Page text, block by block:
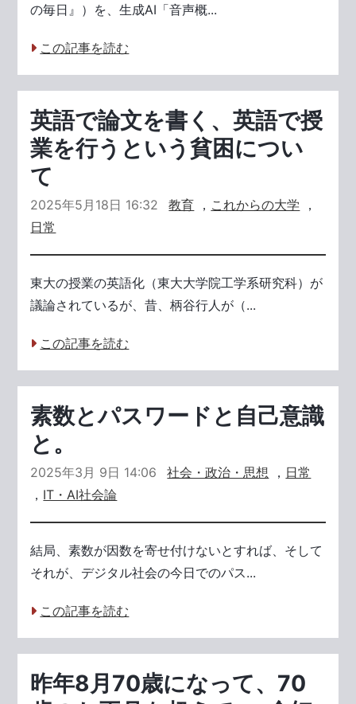
の毎日』）を、生成AI「音声概...
この記事を読む
英語で論文を書く、英語で授
業を行うという貧困につい
て
2025年5月18日 16:32 教育 ， これからの大学 ，
日常
東大の授業の英語化（東大大学院工学系研究科）が
議論されているが、昔、柄谷行人が（...
この記事を読む
素数とパスワードと自己意識
と。
2025年3月 9日 14:06 社会・政治・思想 ， 日常
， IT・AI社会論
結局、素数が因数を寄せ付けないとすれば、そして
それが、デジタル社会の今日でのパス...
この記事を読む
昨年8月70歳になって、70